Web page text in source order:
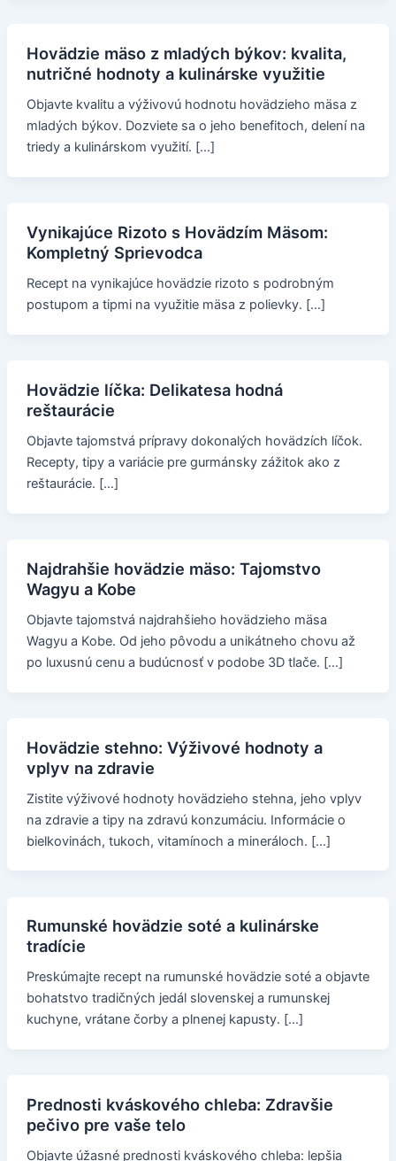
Hovädzie mäso z mladých býkov: kvalita,
nutričné hodnoty a kulinárske využitie
Objavte kvalitu a výživovú hodnotu hovädzieho mäsa z
mladých býkov. Dozviete sa o jeho benefitoch, delení na
triedy a kulinárskom využití. […]
Vynikajúce Rizoto s Hovädzím Mäsom:
Kompletný Sprievodca
Recept na vynikajúce hovädzie rizoto s podrobným
postupom a tipmi na využitie mäsa z polievky. […]
Hovädzie líčka: Delikatesa hodná
reštaurácie
Objavte tajomstvá prípravy dokonalých hovädzích líčok.
Recepty, tipy a variácie pre gurmánsky zážitok ako z
reštaurácie. […]
Najdrahšie hovädzie mäso: Tajomstvo
Wagyu a Kobe
Objavte tajomstvá najdrahšieho hovädzieho mäsa
Wagyu a Kobe. Od jeho pôvodu a unikátneho chovu až
po luxusnú cenu a budúcnosť v podobe 3D tlače. […]
Hovädzie stehno: Výživové hodnoty a
vplyv na zdravie
Zistite výživové hodnoty hovädzieho stehna, jeho vplyv
na zdravie a tipy na zdravú konzumáciu. Informácie o
bielkovinách, tukoch, vitamínoch a mineráloch. […]
Rumunské hovädzie soté a kulinárske
tradície
Preskúmajte recept na rumunské hovädzie soté a objavte
bohatstvo tradičných jedál slovenskej a rumunskej
kuchyne, vrátane čorby a plnenej kapusty. […]
Prednosti kváskového chleba: Zdravšie
pečivo pre vaše telo
Objavte úžasné prednosti kváskového chleba: lepšia